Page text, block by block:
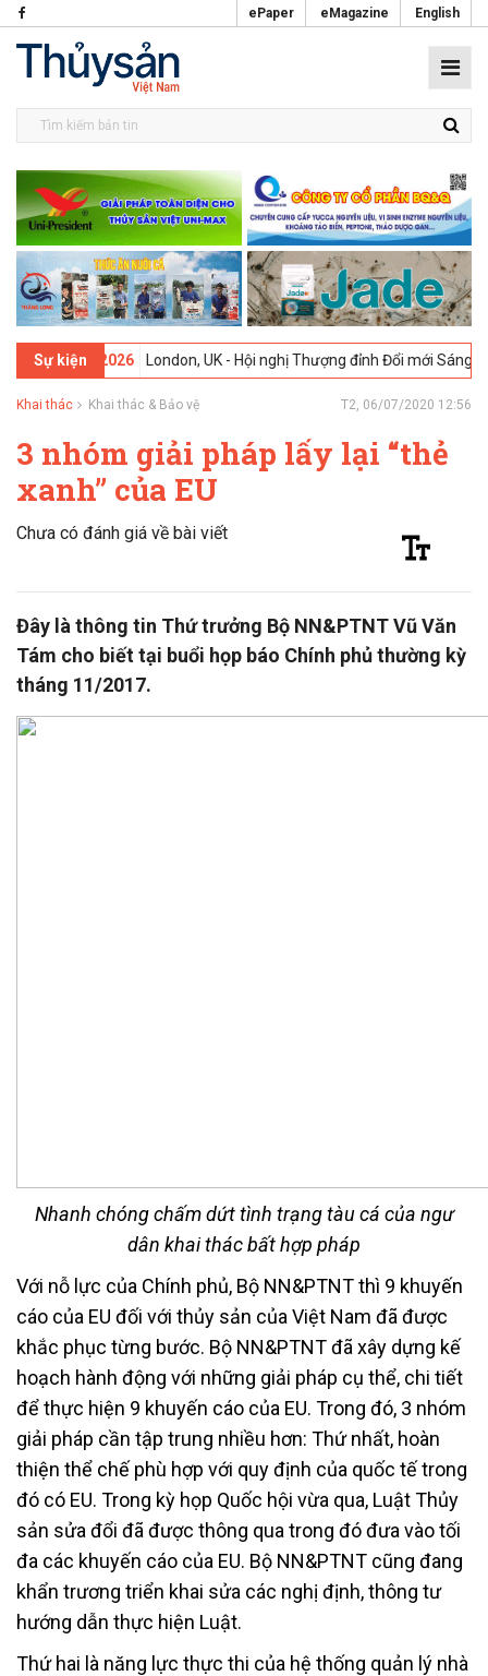
ePaper eMagazine English
Sự kiện
02-2026 London, UK - Hội nghị Thượng đỉnh Đổi mới Sáng tạo
Khai thác Khai thác & Bảo vệ T2, 06/07/2020 12:56
3 nhóm giải pháp lấy lại “thẻ
xanh” của EU
Chưa có đánh giá về bài viết
Đây là thông tin Thứ trưởng Bộ NN&PTNT Vũ Văn
Tám cho biết tại buổi họp báo Chính phủ thường kỳ
tháng 11/2017.
Nhanh chóng chấm dứt tình trạng tàu cá của ngư
dân khai thác bất hợp pháp
Với nỗ lực của Chính phủ, Bộ NN&PTNT thì 9 khuyến
cáo của EU đối với thủy sản của Việt Nam đã được
khắc phục từng bước. Bộ NN&PTNT đã xây dựng kế
hoạch hành động với những giải pháp cụ thể, chi tiết
để thực hiện 9 khuyến cáo của EU. Trong đó, 3 nhóm
giải pháp cần tập trung nhiều hơn: Thứ nhất, hoàn
thiện thể chế phù hợp với quy định của quốc tế trong
đó có EU. Trong kỳ họp Quốc hội vừa qua, Luật Thủy
sản sửa đổi đã được thông qua trong đó đưa vào tối
đa các khuyến cáo của EU. Bộ NN&PTNT cũng đang
khẩn trương triển khai sửa các nghị định, thông tư
hướng dẫn thực hiện Luật.
Thứ hai là năng lực thực thi của hệ thống quản lý nhà